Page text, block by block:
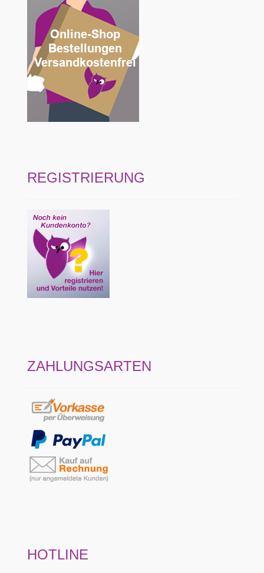
REGISTRIERUNG
ZAHLUNGSARTEN
HOTLINE